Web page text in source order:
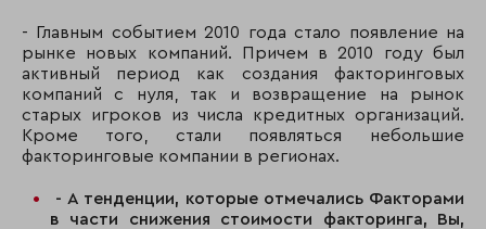
- Главным событием 2010 года стало появление на
рынке новых компаний. Причем в 2010 году был
активный период как создания факторинговых
компаний с нуля, так и возвращение на рынок
старых игроков из числа кредитных организаций.
Кроме того, стали появляться небольшие
факторинговые компании в регионах.
- А тенденции, которые отмечались Факторами
в части снижения стоимости факторинга, Вы,